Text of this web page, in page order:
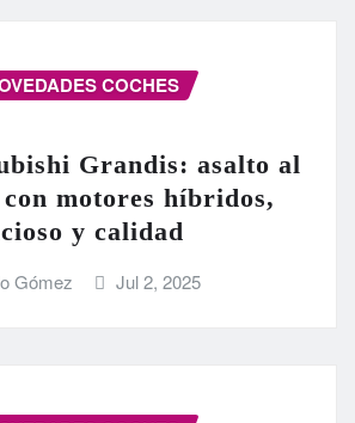
COCHES
Grandis: asalto al
con motores híbridos,
y calidad
Gómez Jul 2, 2025